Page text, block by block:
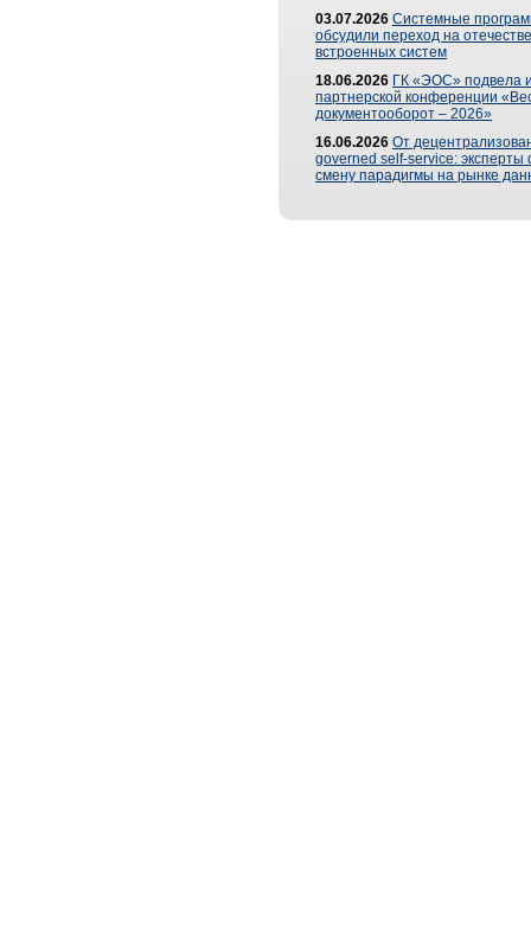
03.07.2026 Системные
обсудили переход на
встроенных систем
18.06.2026 ГК «ЭОС» подвела
партнерской конференции
документооборот – 2026»
16.06.2026 От
governed self-service: эксперты
смену парадигмы на рынке